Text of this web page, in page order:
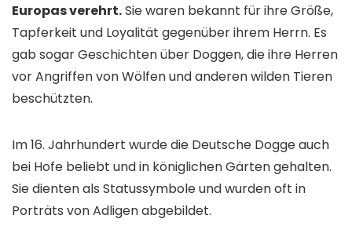
Europas verehrt.Sie waren bekannt für ihre Größe,
Tapferkeit und Loyalität gegenüber ihrem Herrn. Es
gab sogar Geschichten über Doggen, die ihre Herren
vor Angriffen von Wölfen und anderen wilden Tieren
beschützten.
Im 16. Jahrhundert wurde die Deutsche Dogge auch
bei Hofe beliebt und in königlichen Gärten gehalten.
Sie dienten als Statussymbole und wurden oft in
Porträts von Adligen abgebildet.